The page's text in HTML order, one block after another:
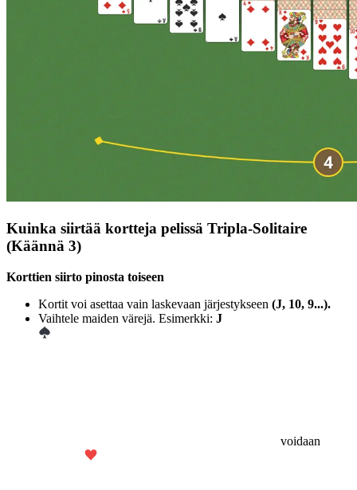
Kuinka siirtää kortteja pelissä Tripla-Solitaire
(Käännä 3)
Korttien siirto pinosta toiseen
Kortit voi asettaa vain laskevaan järjestykseen (J, 10, 9...).
Vaihtele maiden värejä. Esimerkki: J
voidaan